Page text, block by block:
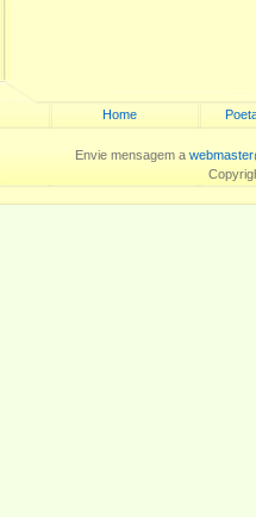
Home
Envie mensagem a